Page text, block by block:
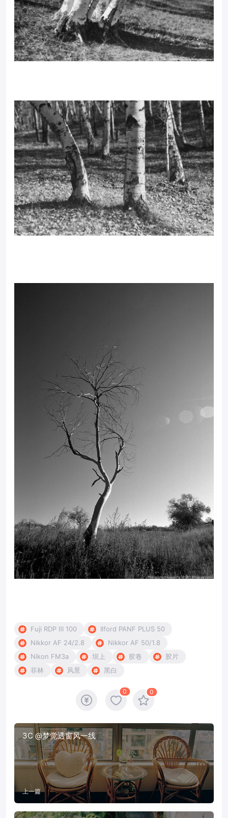
Fuji RDP Ⅲ 100
Ilford PANF PLUS 50
Nikkor AF 24/2.8
Nikkor AF 50/1.8
Nikon FM3a
坝上 胶卷
胶片
菲林
风景 黑白
0 0
3C @梦觉透窗风一线
上一篇